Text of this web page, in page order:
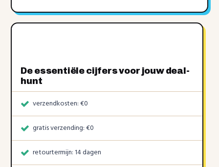
De essentiële cijfers voor jouw deal-
hunt
verzendkosten: €0
gratis verzending: €0
retourtermijn: 14 dagen